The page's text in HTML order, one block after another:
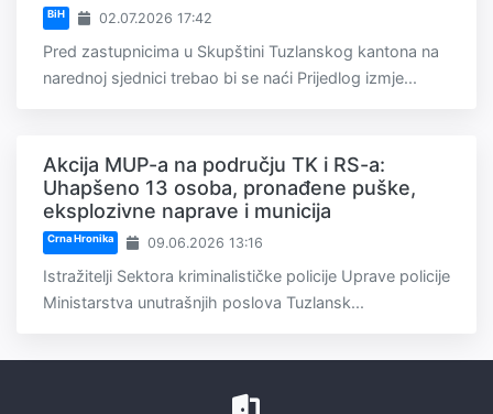
BiH 02.07.2026 17:42
Pred zastupnicima u Skupštini Tuzlanskog kantona na
narednoj sjednici trebao bi se naći Prijedlog izmje...
Akcija MUP-a na području TK i RS-a:
Uhapšeno 13 osoba, pronađene puške,
eksplozivne naprave i municija
Crna Hronika 09.06.2026 13:16
Istražitelji Sektora kriminalističke policije Uprave policije
Ministarstva unutrašnjih poslova Tuzlansk...